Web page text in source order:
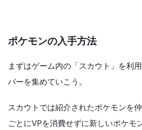
ポケモンの入手方法
まずはゲーム内の「スカウト」を利
バーを集めていこう。
スカウトでは紹介されたポケモンを
ごとにVPを消費せずに新しいポケモ